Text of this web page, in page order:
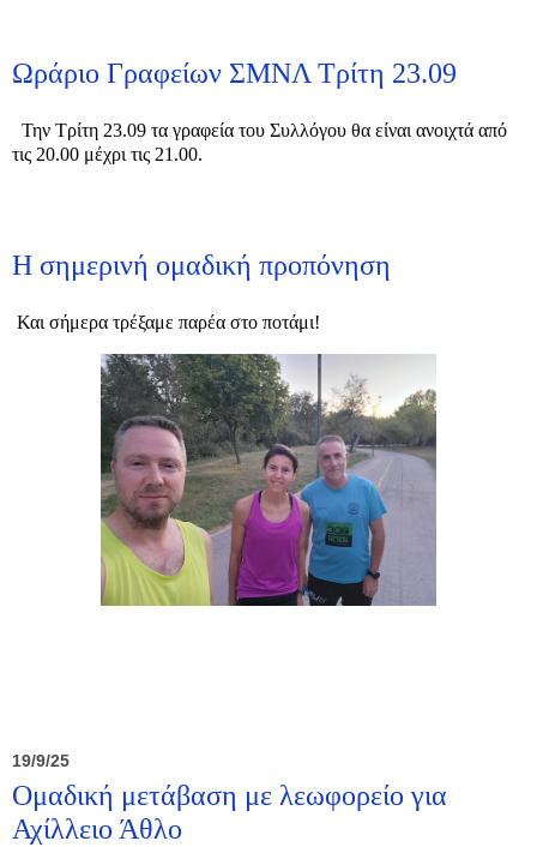
Ωράριο Γραφείων ΣΜΝΛ Τρίτη 23.09
Την Τρίτη 23.09 τα γραφεία του Συλλόγου θα είναι ανοιχτά από
τις 20.00 μέχρι τις 21.00.
Η σημερινή ομαδική προπόνηση
Και σήμερα τρέξαμε παρέα στο ποτάμι!
19/9/25
Ομαδική μετάβαση με λεωφορείο για
Αχίλλειο Άθλο